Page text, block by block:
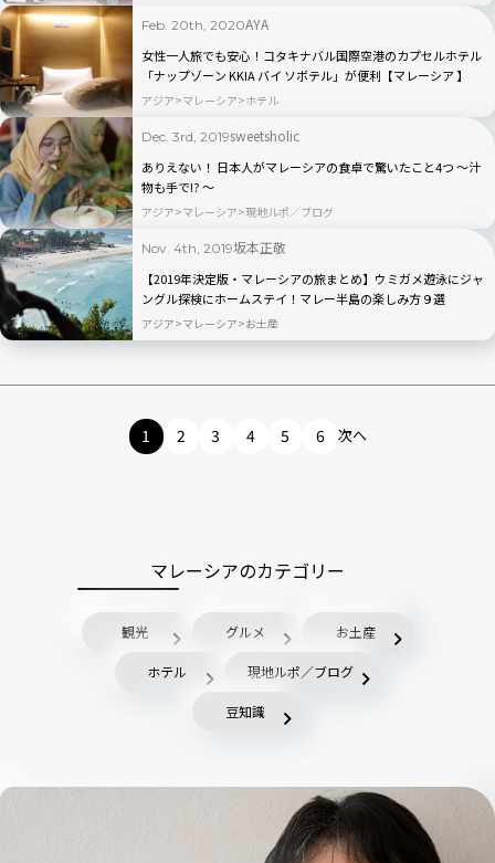
Feb. 20th, 2020AYA
女性一人旅でも安心！コタキナバル国際空港のカプセルホテル
「ナップゾーン KKIA バイ ソボテル」が便利【マレーシア 】
アジア マレーシア ホテル
Dec. 3rd, 2019sweetsholic
ありえない！ 日本人がマレーシアの食卓で驚いたこと4つ 〜汁
物も手で!? 〜
アジア マレーシア 現地ルポ／ブログ
Nov. 4th, 2019坂本正敬
【2019年決定版・マレーシアの旅まとめ】ウミガメ遊泳にジャ
ングル探検にホームステイ！マレー半島の楽しみ方９選
アジア マレーシア お土産
1 2 3 4 5 6 次へ
マレーシアのカテゴリー
観光 グルメ お土産
ホテル 現地ルポ／ブログ
豆知識